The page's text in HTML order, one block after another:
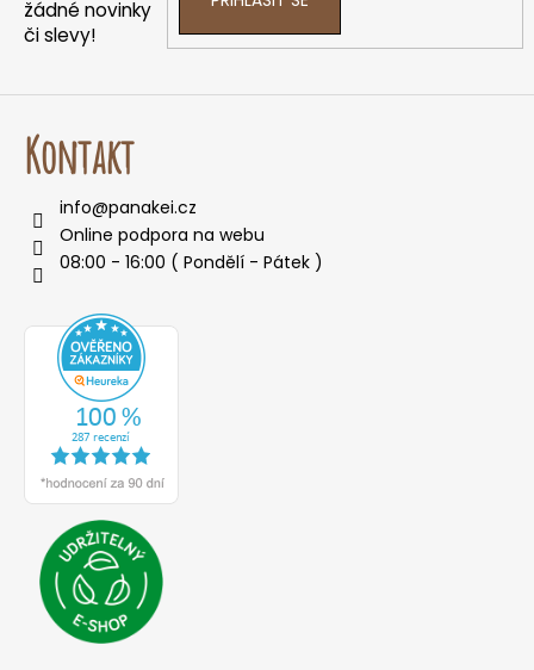
žádné novinky
či slevy!
Kontakt
info@panakei.cz
Online podpora na webu
08:00 - 16:00 ( Pondělí - Pátek )